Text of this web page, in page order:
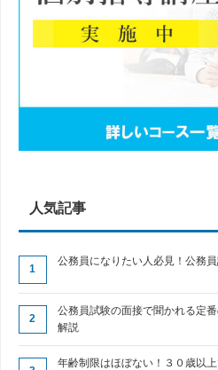
人気記事
公務員になりたい人必見！公務
公務員試験の面接で聞かれる定
解説
年齢制限はほぼない！３０歳以